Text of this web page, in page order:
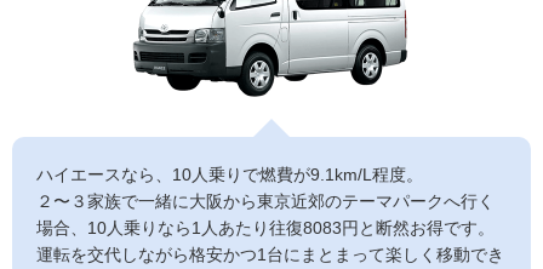
ハイエースなら、10人乗りで燃費が9.1km/L程度。
２〜３家族で一緒に大阪から東京近郊のテーマパークへ行く
場合、10人乗りなら1人あたり往復8083円と断然お得です。
運転を交代しながら格安かつ1台にまとまって楽しく移動でき